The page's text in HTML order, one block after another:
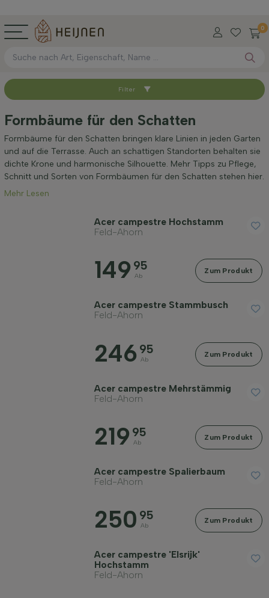
0
Sortieren nach
Verfügbar
Höhe bei Lieferung (cm)
Filter
Formbäume für den Schatten
Formbäume für den Schatten bringen klare Linien in jeden Garten
und auf die Terrasse. Auch an schattigen Standorten behalten sie
dichte Krone und harmonische Silhouette. Mehr Tipps zu Pflege,
Schnitt und Sorten von Formbäumen für den Schatten stehen hier.
Mehr Lesen
Acer campestre Hochstamm
Feld-Ahorn
149 95
Ab
Zum Produkt
Acer campestre Stammbusch
Feld-Ahorn
246 95
Ab
Zum Produkt
Acer campestre Mehrstämmig
Feld-Ahorn
219 95
Ab
Zum Produkt
Acer campestre Spalierbaum
Feld-Ahorn
250 95
Ab
Zum Produkt
Acer campestre 'Elsrijk'
Hochstamm
Feld-Ahorn